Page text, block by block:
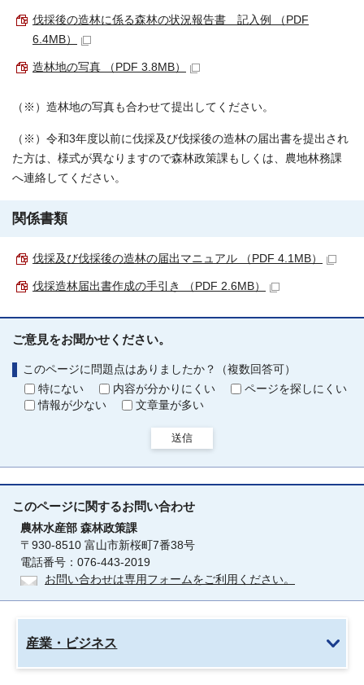
伐採後の造林に係る森林の状況報告書 記入例 （PDF
6.4MB）
造林地の写真 （PDF 3.8MB）
（※）造林地の写真も合わせて提出してください。
（※）令和3年度以前に伐採及び伐採後の造林の届出書を提出され
た方は、様式が異なりますので森林政策課もしくは、農地林務課
へ連絡してください。
関係書類
伐採及び伐採後の造林の届出マニュアル （PDF 4.1MB）
伐採造林届出書作成の手引き （PDF 2.6MB）
ご意見をお聞かせください。
このページに問題点はありましたか？（複数回答可）
特にない
内容が分かりにくい
ページを探しにくい
情報が少ない
文章量が多い
送信
このページに関するお問い合わせ
農林水産部 森林政策課
〒930-8510 富山市新桜町7番38号
電話番号：076-443-2019
お問い合わせは専用フォームをご利用ください。
産業・ビジネス